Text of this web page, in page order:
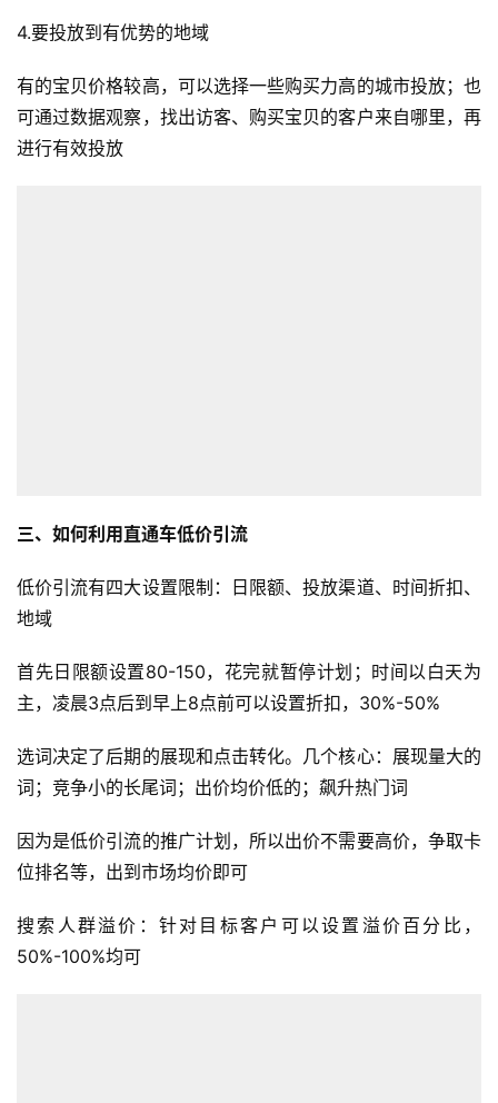
全
开
店
航
4.要投放到有优势的地域
有的宝贝价格较高，可以选择一些购买力高的城市投放；也
可通过数据观察，找出访客、购买宝贝的客户来自哪里，再
进行有效投放
三、如何利用直通车低价引流
低价引流有四大设置限制：日限额、投放渠道、时间折扣、
地域
首先日限额设置80-150，花完就暂停计划；时间以白天为
主，凌晨3点后到早上8点前可以设置折扣，30%-50%
选词决定了后期的展现和点击转化。几个核心：展现量大的
词；竞争小的长尾词；出价均价低的；飙升热门词
因为是低价引流的推广计划，所以出价不需要高价，争取卡
位排名等，出到市场均价即可
搜索人群溢价：针对目标客户可以设置溢价百分比，
50%-100%均可